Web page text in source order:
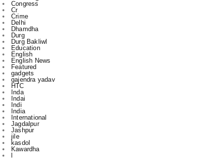
Durg
Durg Bakliwl
Education
English
English News
Featured
gadgets
gajendra yadav
HTC
Inda
Indai
Indi
India
International
Jagdalpur
Jashpur
jile
kasdol
Kawardha
l
m
Mahasamund
National
Nigam